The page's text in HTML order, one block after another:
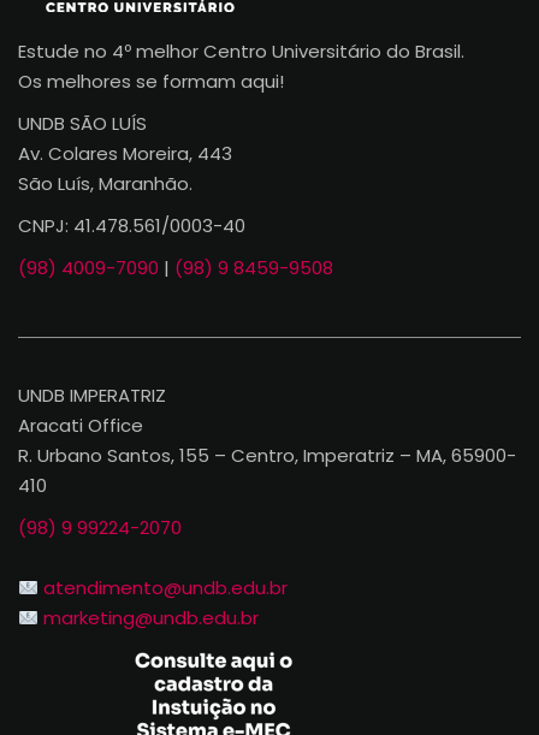
Estude no 4º melhor Centro Universitário do Brasil.
Os melhores se formam aqui!
UNDB SÃO LUÍS
Av. Colares Moreira, 443
São Luís, Maranhão.
CNPJ: 41.478.561/0003-40
(98) 4009-7090 | (98) 9 8459-9508
UNDB IMPERATRIZ
Aracati Office
R. Urbano Santos, 155 – Centro, Imperatriz – MA, 65900-
410
(98) 9 99224-2070
atendimento@undb.edu.br
marketing@undb.edu.br